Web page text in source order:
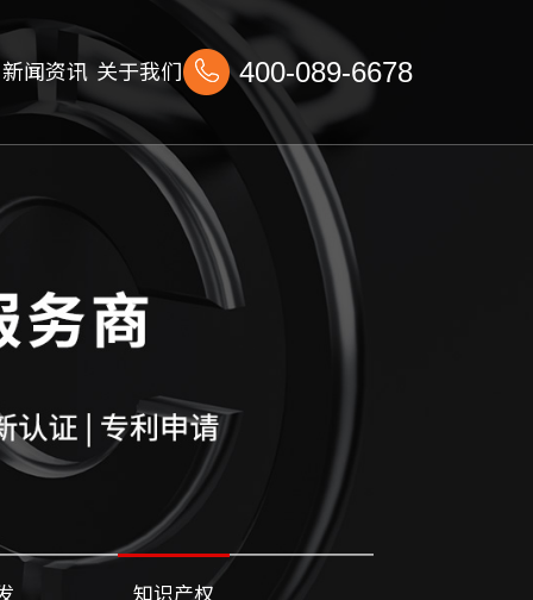
新闻资讯 关于我们 400-089-6678
知识产权